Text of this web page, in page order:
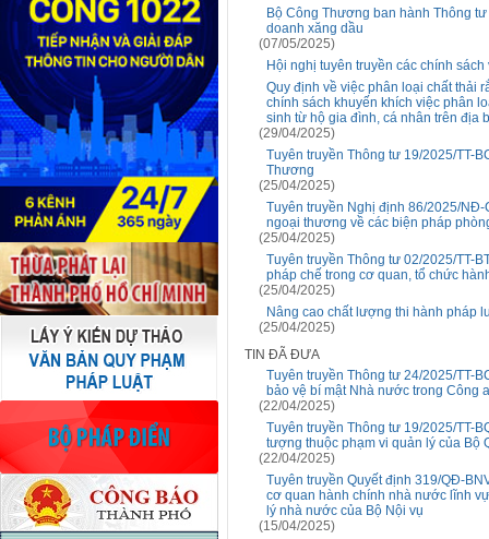
Bộ Công Thương ban hành Thông
doanh xăng dầu
(07/05/2025)
Hội nghị tuyên truyền các chính
Quy định về việc phân loại chất thải
chính sách khuyến khích việc phân
sinh từ hộ gia đình, cá nhân trên địa
(29/04/2025)
Tuyên truyền Thông tư 19/2025/TT-
Thương
(25/04/2025)
Tuyên truyền Nghị định 86/2025/
ngoại thương về các biện pháp
(25/04/2025)
Tuyên truyền Thông tư 02/2025/TT-
pháp chế trong cơ quan, tổ chức
(25/04/2025)
Nâng cao chất lượng thi hành pháp
(25/04/2025)
TIN ĐÃ ĐƯA
Tuyên truyền Thông tư 24/2025/TT-
bảo vệ bí mật Nhà nước trong Công
(22/04/2025)
Tuyên truyền Thông tư 19/2025/TT-
tượng thuộc phạm vi quản lý của Bộ
(22/04/2025)
Tuyên truyền Quyết định 319/QĐ-
cơ quan hành chính nhà nước lĩnh
lý nhà nước của Bộ Nội vụ
(15/04/2025)